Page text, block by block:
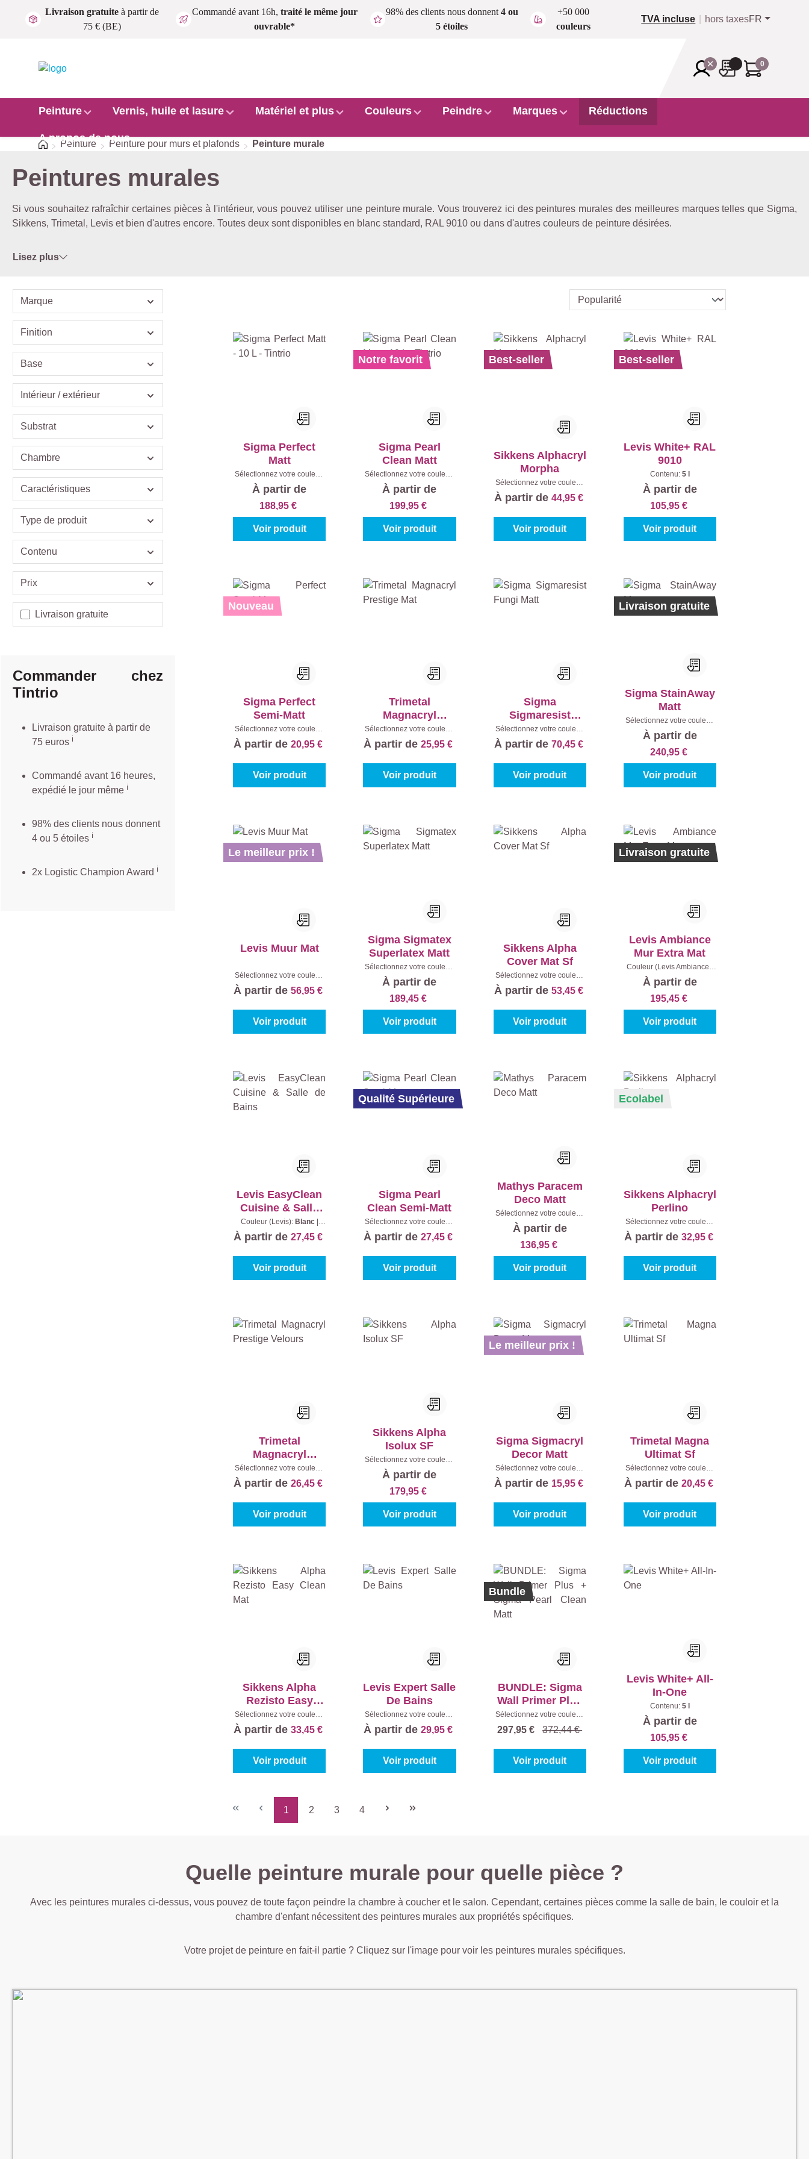
Passer au contenu principal
Livraison gratuite à partir de
75 € (BE)
Commandé avant 16h, traité le même jour
ouvrable*
98% des clients nous donnent 4 ou
5 étoiles
+50 000
couleurs
TVA incluse hors taxesFR
0
Peinture Vernis, huile et lasure Matériel et plus Couleurs Peindre Marques Réductions
A propos de nous
Accueil
Peinture Peinture pour murs et plafonds Peinture murale
Peintures murales
Si vous souhaitez rafraîchir certaines pièces à l'intérieur, vous pouvez utiliser une peinture murale. Vous trouverez ici des peintures murales des meilleures marques telles que Sigma,
Sikkens, Trimetal, Levis et bien d'autres encore. Toutes deux sont disponibles en blanc standard, RAL 9010 ou dans d'autres couleurs de peinture désirées.
Lisez plus
Marque
Finition
Base
Intérieur / extérieur
Substrat
Chambre
Caractéristiques
Type de produit
Contenu
Prix
Ajouter un filtre : Livraison gratuite
Livraison gratuite
Commander chez
Tintrio
Livraison gratuite à partir de
75 euros ℹ️️
Commandé avant 16 heures,
expédié le jour même ℹ️
98% des clients nous donnent
4 ou 5 étoiles ℹ️
2x Logistic Champion Award ℹ️
Sigma Perfect
Matt
Sélectionnez votre couleur:
Teintes à mélanger
Contenu:10 l
À partir de
188,95 €
Voir produit
Notre favorit
Sigma Pearl
Clean Matt
Sélectionnez votre couleur:
Teintes à mélanger
Contenu:10 l
À partir de
199,95 €
Voir produit
Best-seller
Sikkens Alphacryl
Morpha
Sélectionnez votre couleur:
2,5 l
À partir de 44,95 €
Voir produit
Best-seller
Levis White+ RAL
9010
Contenu: 5 l
À partir de
105,95 €
Voir produit
Nouveau
Sigma Perfect
Semi-Matt
Sélectionnez votre couleur:
Blanc (100%)
À partir de20,95 €
Voir produit
Trimetal
Magnacryl
Prestige Mat
Sélectionnez votre couleur:
Blanc (100%)
À partir de25,95 €
Voir produit
Sigma
Sigmaresist
Fungi Matt
Sélectionnez votre couleur:
2,5 l
À partir de 70,45 €
Voir produit
Livraison gratuite
Sigma StainAway
Matt
Sélectionnez votre couleur:
Blanc (100%)
l
À partir de
240,95 €
Voir produit
Le meilleur prix !
Levis Muur Mat
Sélectionnez votre couleur:
Blanc (100%)
+ 1 L
À partir de56,95 €
Voir produit
Sigma Sigmatex
Superlatex Matt
Sélectionnez votre couleur:
Blanc (100%)
l
À partir de
189,45 €
Voir produit
Sikkens Alpha
Cover Mat Sf
Sélectionnez votre couleur:
2,5 l
À partir de 53,45 €
Voir produit
Ecolabel
Livraison gratuite
Levis Ambiance
Mur Extra Mat
Couleur (Levis Ambiance):
7120 - Blanc lys
10 l
À partir de
195,45 €
Voir produit
Levis EasyClean
Cuisine & Salle
de Bains
Couleur (Levis): Blanc |
À partir de27,45 €
Voir produit
Qualité Supérieure
Sigma Pearl
Clean Semi-Matt
Sélectionnez votre couleur:
Blanc (100%)
À partir de27,45 €
Voir produit
Mathys Paracem
Deco Matt
Sélectionnez votre couleur:
Blanc (100%)
l
À partir de
136,95 €
Voir produit
Ecolabel
Sikkens Alphacryl
Perlino
Sélectionnez votre couleur:
Contenu:1 l
À partir de 32,95 €
Voir produit
Trimetal
Magnacryl
Prestige Velours
Sélectionnez votre couleur:
Blanc (100%)
À partir de26,45 €
Voir produit
Sikkens Alpha
Isolux SF
Sélectionnez votre couleur:
Blanc (100%)
l
À partir de
179,95 €
Voir produit
Le meilleur prix !
Sigma Sigmacryl
Decor Matt
Sélectionnez votre couleur:
0,5 l
À partir de 15,95 €
Voir produit
Trimetal Magna
Ultimat Sf
Sélectionnez votre couleur:
Blanc (100%)
À partir de 20,45 €
Voir produit
Sikkens Alpha
Rezisto Easy
Clean Mat
Sélectionnez votre couleur:
Blanc (100%)
À partir de33,45 €
Voir produit
Levis Expert Salle
De Bains
Sélectionnez votre couleur:
Blanc (100%)
À partir de29,95 €
Voir produit
%
Bundle
BUNDLE: Sigma
Wall Primer Plus
+ Sigma Pearl
Clean Matt
Sélectionnez votre couleur:
l + 10 l
297,95 € 372,44 €
Voir produit
Levis White+ All-
In-One
Contenu: 5 l
À partir de
105,95 €
Voir produit
Page
1
Page
2
Page
3
Page
4
Quelle peinture murale pour quelle pièce ?
Avec les peintures murales ci-dessus, vous pouvez de toute façon peindre la chambre à coucher et le salon. Cependant, certaines pièces comme la salle de bain, le couloir et la
chambre d'enfant nécessitent des peintures murales aux propriétés spécifiques.
Votre projet de peinture en fait-il partie ? Cliquez sur l'image pour voir les peintures murales spécifiques.